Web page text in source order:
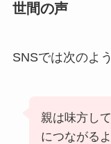
世間の声
SNSでは次のよ
親は味方し
につながるよ